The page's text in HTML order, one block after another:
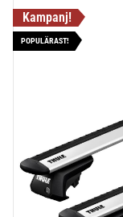
POPULÄRAST!